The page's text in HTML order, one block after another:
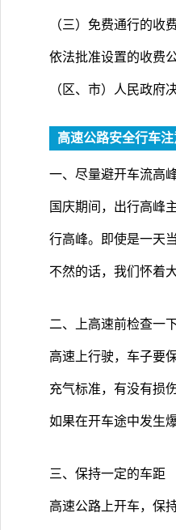
（三）免费通行的收
依法批准设置的收费
（区、市）人民政府
高速公路安全行车
一、尽量避开车流高
国庆期间，出行高峰
行高峰。即使是一天
不然的话，我们怀着
二、上高速前检查一
高速上行驶，车子要
充气标准，有没有损伤
如果在开车途中发生
三、保持一定的车距
高速公路上开车，保